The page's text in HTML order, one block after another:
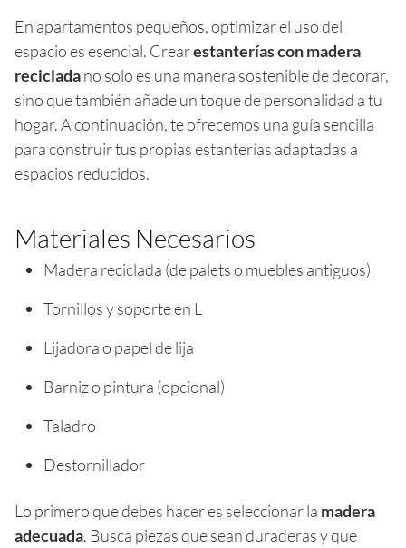
En apartamentos pequeños, optimizar el uso del
espacio es esencial. Crearestanterías con madera
recicladano solo es una manera sostenible de decorar,
sino que también añade un toque de personalidad a tu
hogar. A continuación, te ofrecemos una guía sencilla
para construir tus propias estanterías adaptadas a
espacios reducidos.
Materiales Necesarios
Madera reciclada (de palets o muebles antiguos)
Tornillos y soporte en L
Lijadora o papel de lija
Barniz o pintura (opcional)
Taladro
Destornillador
Lo primero que debes hacer es seleccionar la madera
adecuada. Busca piezas que sean duraderas y que